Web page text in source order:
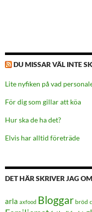
DU MISSAR VÄL INTE
Lite nyfiken på vad
För dig som gillar att köa
Hur ska de ha det?
Elvis har alltid företräde
DET HÄR SKRIVER JAG OM
arla axfood Bloggar bröd